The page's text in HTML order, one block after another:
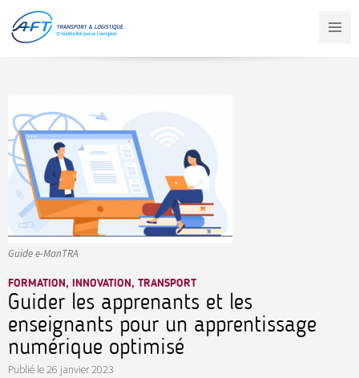
contenu
principal
Guide e-ManTRA
FORMATION, INNOVATION, TRANSPORT
Guider les apprenants et les
enseignants pour un apprentissage
numérique optimisé
Publié le 26 janvier 2023